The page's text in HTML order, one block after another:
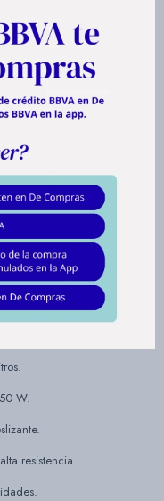
en tu cocina con la
patentada, tiene
calidad, que proporcionan
Enriquecidas con cromo,
nitidez incluso después de
potencia de 500 W, el
y tritura incluso los
y una función de
una capacidad total de
el soporte y el mango
W.
resistencia.